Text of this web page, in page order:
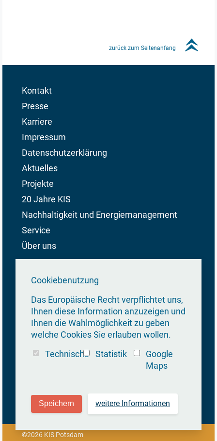
zurück zum Seitenanfang»
Kontakt
Presse
Karriere
Impressum
Datenschutzerklärung
Aktuelles
Projekte
20 Jahre KIS
Nachhaltigkeit und Energiemanagement
Service
Über uns
Kontakt
Kommunaler Immobilien
Service (KIS)
Eigenbetrieb der
Landeshauptstadt Potsdam
14469 Potsdam
Friedrich-Ebert-Straße
79/81
14469 Potsdam
Pressesprecher
+49 331 289-1263
KIS@Rathaus.Potsdam.de
©2026 KIS Potsdam
Cookiebenutzung
Das Europäische Recht verpflichtet uns,
Ihnen diese Information anzuzeigen und
Ihnen die Wahlmöglichkeit zu geben
welche Cookies Sie erlauben wollen.
Technische
Statistik
Google
Maps
Speichern weitere Informationen